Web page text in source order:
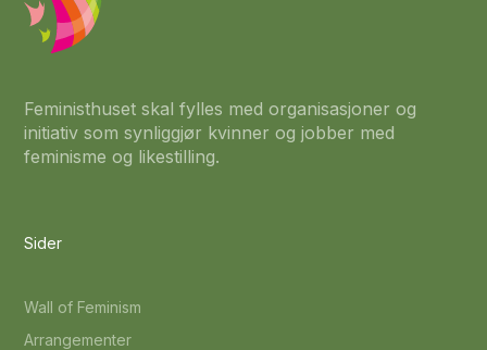
Feministhuset skal fylles med organisasjoner og
initiativ som synliggjør kvinner og jobber med
feminisme og likestilling.
Sider
Wall of Feminism
Arrangementer